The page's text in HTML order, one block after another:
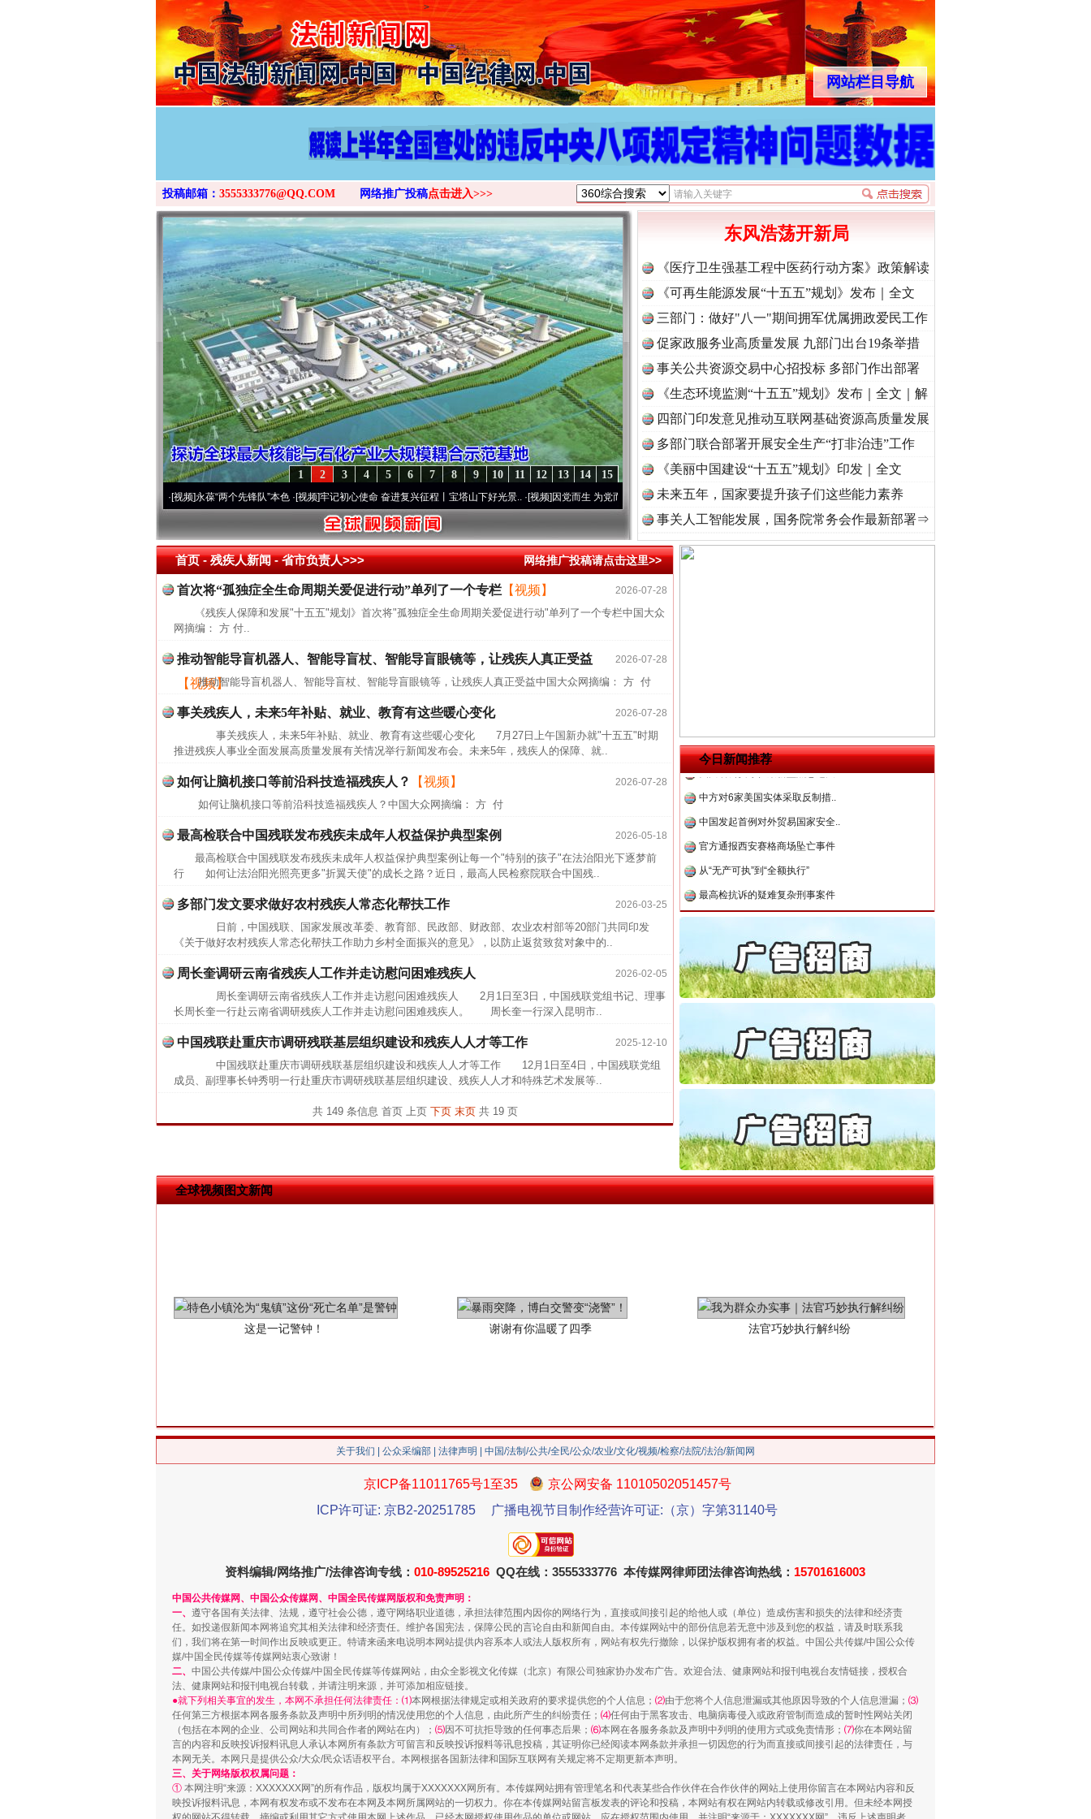
>
网站栏目导航
投稿邮箱： 3555333776@QQ.COM 网络推广投稿点击进入>>>
15
14
13
12
11
10
9
8
7
6
5
4
3
2
1
·[视频]永葆“两个先锋队”本色·[视频]牢记初心使命 奋进复兴征程丨宝塔山下好光景..·[视频]因党而生 为党而战——百年“纪”事⑧加强纪律..·[视频]牢记初心使命 奋进复兴征程丨“转折之城”激荡..
东风浩荡开新局
《医疗卫生强基工程中医药行动方案》政策解读
《可再生能源发展“十五五”规划》发布｜全文
三部门：做好"八一"期间拥军优属拥政爱民工作
促家政服务业高质量发展 九部门出台19条举措
事关公共资源交易中心招投标 多部门作出部署
《生态环境监测“十五五”规划》发布｜全文｜解
读
四部门印发意见推动互联网基础资源高质量发展
多部门联合部署开展安全生产“打非治违”工作
《美丽中国建设“十五五”规划》印发｜全文
未来五年，国家要提升孩子们这些能力素养
事关人工智能发展，国务院常务会作最新部署⇒
首页- 残疾人新闻 -省市负责人>>> 网络推广投稿请点击这里>>
2026-07-28
首次将“孤独症全生命周期关爱促进行动”单列了一个专栏 【视频】
《残疾人保障和发展"十五五"规划》首次将"孤独症全生命周期关爱促进行动"单列了一个专栏中国大众
网摘编： 方 付..
2026-07-28
推动智能导盲机器人、智能导盲杖、智能导盲眼镜等，让残疾人真正受益
【视频】
推动智能导盲机器人、智能导盲杖、智能导盲眼镜等，让残疾人真正受益中国大众网摘编： 方 付
2026-07-28
事关残疾人，未来5年补贴、就业、教育有这些暖心变化
事关残疾人，未来5年补贴、就业、教育有这些暖心变化 7月27日上午国新办就"十五五"时期
推进残疾人事业全面发展高质量发展有关情况举行新闻发布会。未来5年，残疾人的保障、就..
2026-07-28
如何让脑机接口等前沿科技造福残疾人？ 【视频】
如何让脑机接口等前沿科技造福残疾人？中国大众网摘编： 方 付
2026-05-18
最高检联合中国残联发布残疾未成年人权益保护典型案例
最高检联合中国残联发布残疾未成年人权益保护典型案例让每一个"特别的孩子"在法治阳光下逐梦前
行 如何让法治阳光照亮更多"折翼天使"的成长之路？近日，最高人民检察院联合中国残..
2026-03-25
多部门发文要求做好农村残疾人常态化帮扶工作
日前，中国残联、国家发展改革委、教育部、民政部、财政部、农业农村部等20部门共同印发
《关于做好农村残疾人常态化帮扶工作助力乡村全面振兴的意见》，以防止返贫致贫对象中的..
2026-02-05
周长奎调研云南省残疾人工作并走访慰问困难残疾人
周长奎调研云南省残疾人工作并走访慰问困难残疾人 2月1日至3日，中国残联党组书记、理事
长周长奎一行赴云南省调研残疾人工作并走访慰问困难残疾人。 周长奎一行深入昆明市..
2025-12-10
中国残联赴重庆市调研残联基层组织建设和残疾人人才等工作
中国残联赴重庆市调研残联基层组织建设和残疾人人才等工作 12月1日至4日，中国残联党组
成员、副理事长钟秀明一行赴重庆市调研残联基层组织建设、残疾人人才和特殊艺术发展等..
共 149 条信息 首页 上页 下页 末页共 19 页
今日新闻推荐
四川省公安厅征集新型黑恶违法..
中方对6家美国实体采取反制措..
中国发起首例对外贸易国家安全..
官方通报西安赛格商场坠亡事件
从“无产可执”到“全额执行”
最高检抗诉的疑难复杂刑事案件
事故致5死1伤，四川省安委会挂..
半生相守，一别两宽：这场老年..
一纸欠条伤亲情 巡回调解促和..
26万保费，离婚时为何要分走一..
杨天誉，不得录用为公务员
传销头目出狱后办书院暴力管教..
四川省公安厅征集新型黑恶违法..
中国发起首例对外贸易国家安全..
官方通报西安赛格商场坠亡事件
从“无产可执”到“全额执行”
最高检抗诉的疑难复杂刑事案件
全球视频图文新闻
网上购药对药下症？
茶叶“炒上天”
“神药”背后的真相
这是一记警钟！ 谢谢有你温暖了四季 法官巧妙执行解纠纷
今年投资意愿榜揭晓
习近平的博鳌关键词
关于我们 公众采编部 法律声明 | 中国/法制/公共/全民/公众/农业/文化/视频/检察/法院/法治/新闻网
京ICP备11011765号1至35
京公网安备 11010502051457号
ICP许可证: 京B2-20251785
广播电视节目制作经营许可证:（京）字第31140号
资料编辑/网络推广/法律咨询专线： 010-89525216 QQ在线：3555333776 本传媒网律师团法律咨询热线： 15701616003
中国公共传媒网、中国公众传媒网、中国全民传媒网版权和免责声明：
一、 遵守各国有关法律、法规，遵守社会公德，遵守网络职业道德，承担法律范围内因你的网络行为，直接或间接引起的给他人或（单位）造成伤害和损失的法律和经济责
任。如投递假新闻本网将追究其相关法律和经济责任。维护各国宪法，保障公民的言论自由和新闻自由。本传媒网站中的部份信息若无意中涉及到您的权益，请及时联系我
们，我们将在第一时间作出反映或更正。特请来函来电说明本网站提供内容系本人或法人版权所有，网站有权先行撤除，以保护版权拥有者的权益。中国公共传媒/中国公众传
媒/中国全民传媒等传媒网站衷心致谢！
二、 中国公共传媒/中国公众传媒/中国全民传媒等传媒网站，由众全影视文化传媒（北京）有限公司独家协办发布广告。欢迎合法、健康网站和报刊电视台友情链接，授权合
法、健康网站和报刊电视台转载，并请注明来源，并可添加相应链接。
●就下列相关事宜的发生，本网不承担任何法律责任：⑴本网根据法律规定或相关政府的要求提供您的个人信息； ⑵由于您将个人信息泄漏或其他原因导致的个人信息泄漏； ⑶
任何第三方根据本网各服务条款及声明中所列明的情况使用您的个人信息，由此所产生的纠纷责任； ⑷任何由于黑客攻击、电脑病毒侵入或政府管制而造成的暂时性网站关闭
（包括在本网的企业、公司网站和共同合作者的网站在内）； ⑸因不可抗拒导致的任何事态后果； ⑹本网在各服务条款及声明中列明的使用方式或免责情形； ⑺你在本网站留
言的内容和反映投诉报料讯息人承认本网所有条款方可留言和反映投诉报料等讯息投稿，其证明你已经阅读本网条款并承担一切因您的行为而直接或间接引起的法律责任，与
本网无关。本网只是提供公众/大众/民众话语权平台。本网根据各国新法律和国际互联网有关规定将不定期更新本声明。
三、关于网络版权权属问题：
① 本网注明“来源：XXXXXXX网”的所有作品，版权均属于XXXXXXX网所有。本传媒网站拥有管理笔名和代表某些合作伙伴在合作伙伴的网站上使用你留言在本网站内容和反
映投诉报料讯息，本网有权发布或不发布在本网及本网所属网站的一切权力。你在本传媒网站留言板发表的评论和投稿，本网站有权在网站内转载或修改引用。但未经本网授